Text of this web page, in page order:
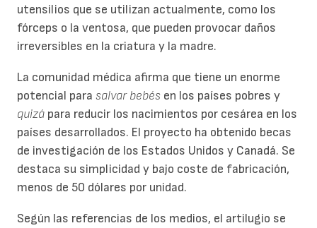
utensilios que se utilizan actualmente, como los
fórceps o la ventosa, que pueden provocar daños
irreversibles en la criatura y la madre.
La comunidad médica afirma que tiene un enorme
potencial para salvar bebés en los países pobres y
quizá para reducir los nacimientos por cesárea en los
países desarrollados. El proyecto ha obtenido becas
de investigación de los Estados Unidos y Canadá. Se
destaca su simplicidad y bajo coste de fabricación,
menos de 50 dólares por unidad.
Según las referencias de los medios, el artilugio se